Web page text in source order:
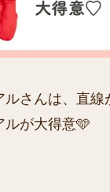
ルさんは、直線
ルが大得意🩵